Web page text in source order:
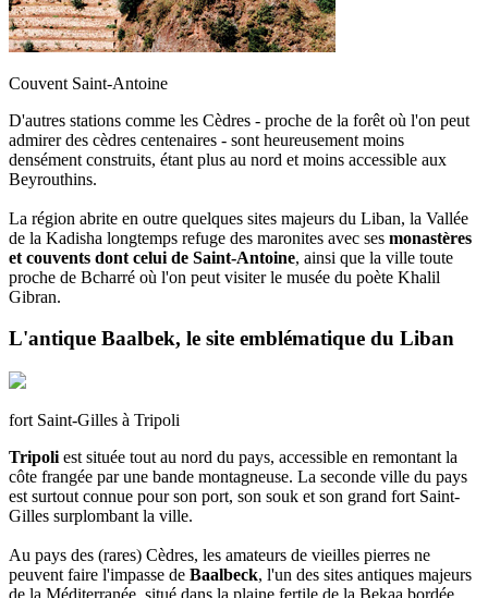
Couvent Saint-Antoine
D'autres stations comme les Cèdres - proche de la forêt où l'on peut
admirer des cèdres centenaires - sont heureusement moins
densément construits, étant plus au nord et moins accessible aux
Beyrouthins.
La région abrite en outre quelques sites majeurs du Liban, la Vallée
de la Kadisha longtemps refuge des maronites avec ses monastères
et couvents dont celui de Saint-Antoine, ainsi que la ville toute
proche de Bcharré où l'on peut visiter le musée du poète Khalil
Gibran.
L'antique Baalbek, le site emblématique du Liban
fort Saint-Gilles à Tripoli
Tripoli est située tout au nord du pays, accessible en remontant la
côte frangée par une bande montagneuse. La seconde ville du pays
est surtout connue pour son port, son souk et son grand fort Saint-
Gilles surplombant la ville.
Au pays des (rares) Cèdres, les amateurs de vieilles pierres ne
peuvent faire l'impasse de Baalbeck, l'un des sites antiques majeurs
de la Méditerranée, situé dans la plaine fertile de la Bekaa bordée